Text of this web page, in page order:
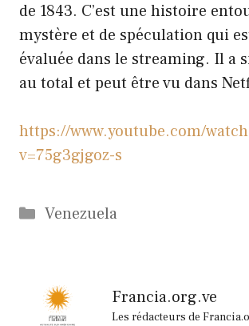
de 1843. C’est une histoire
mystère et de spéculation qui
évaluée dans le streaming. Il a
au total et peut être vu dans
https://www.youtube.com/
v=75g3gjgoz-s
Catégories
Venezuela
Francia.org.ve
Les rédacteurs de